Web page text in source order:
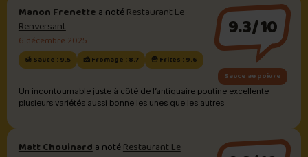
Manon Frenettea notéRestaurant Le
Renversant
6 décembre 2025
🍯 Sauce : 9.5 🧀 Fromage : 8.7 🍟 Frites : 9.6
9.3/10
Sauce au poivre
Un incontournable juste à côté de l’antiquaire poutine excellente
plusieurs variétés aussi bonne les unes que les autres
Matt Chouinarda notéRestaurant Le